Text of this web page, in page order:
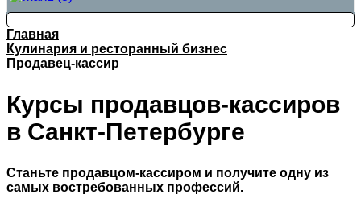
Главная
Кулинария и ресторанный бизнес
Продавец-кассир
Курсы продавцов-кассиров
в Санкт-Петербурге
Станьте продавцом-кассиром и получите одну из
самых востребованных профессий.